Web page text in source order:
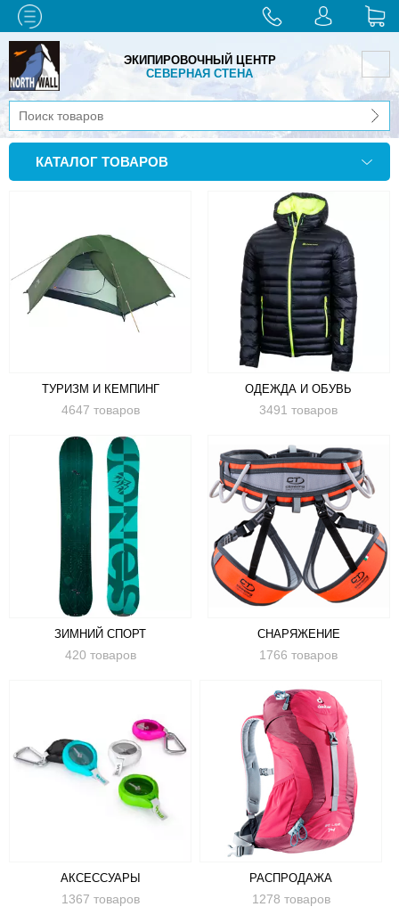
ЭКИПИРОВОЧНЫЙ ЦЕНТР
СЕВЕРНАЯ СТЕНА
КАТАЛОГ ТОВАРОВ
ТУРИЗМ И КЕМПИНГ
4647 товаров
ОДЕЖДА И ОБУВЬ
3491 товаров
ЗИМНИЙ СПОРТ
420 товаров
СНАРЯЖЕНИЕ
1766 товаров
АКСЕССУАРЫ
1367 товаров
РАСПРОДАЖА
1278 товаров